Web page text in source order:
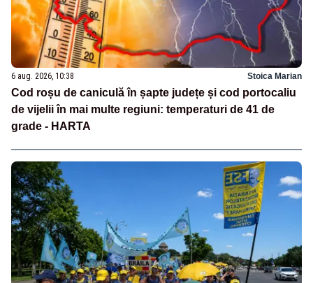
6 aug. 2026, 10:38 Stoica Marian
Cod roșu de caniculă în șapte județe și cod portocaliu
de vijelii în mai multe regiuni: temperaturi de 41 de
grade - HARTA